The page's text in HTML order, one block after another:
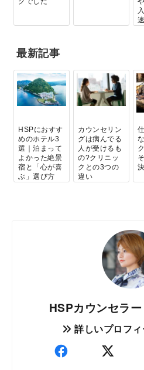
最新記事
HSPにおすす
めのホテル3
選｜泊まって
よかった絶景
宿と「心が喜
ぶ」選び方
カウンセリン
グは病んでる
人が受けるも
の?クリニッ
クとの3つの
違い
HSPカウンセラ
詳しいプロフ